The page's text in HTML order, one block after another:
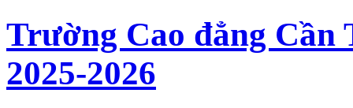
Trường Cao đẳng Cần
2025-2026